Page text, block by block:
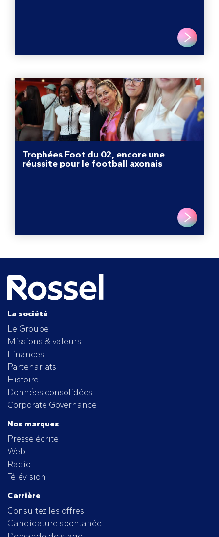
Trophées Foot du 02, encore une
réussite pour le football axonais
de
l’article
La société
Le Groupe
Missions & valeurs
Finances
Partenariats
Histoire
Données consolidées
Corporate Governance
Nos marques
Presse écrite
Web
Radio
Télévision
Carrière
Consultez les offres
Candidature spontanée